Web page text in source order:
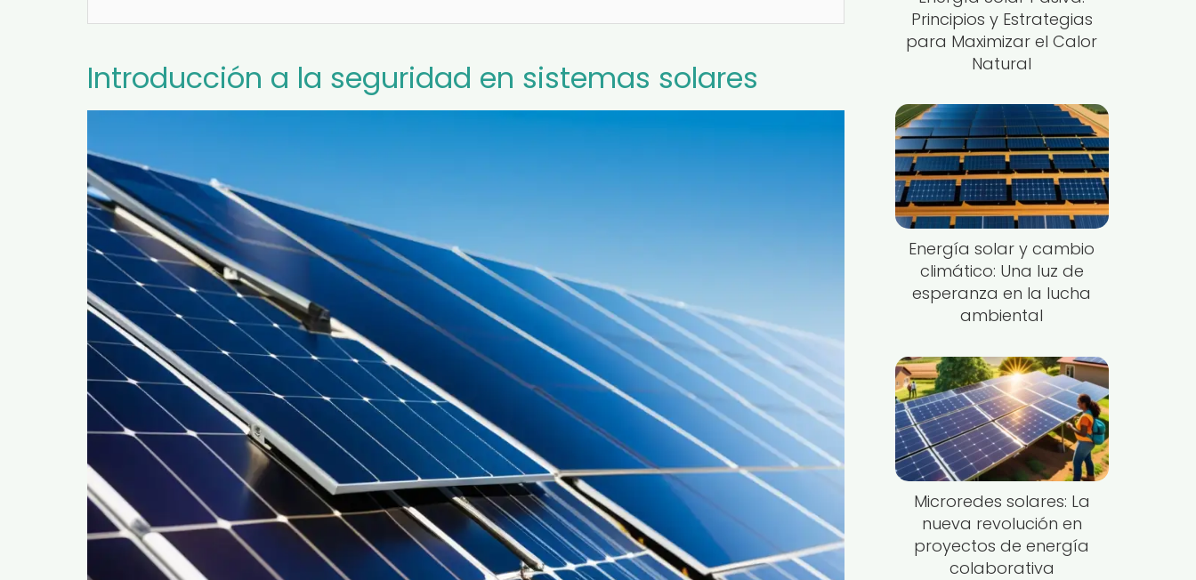
Introducción a la seguridad en sistemas solares
Principios y Estrategias
para Maximizar el Calor
Natural
Energía solar y cambio
climático: Una luz de
esperanza en la lucha
ambiental
Microredes solares: La
nueva revolución en
proyectos de energía
colaborativa